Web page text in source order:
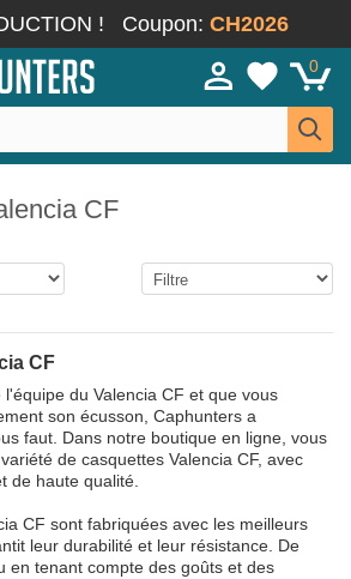
! Coupon: CH2026
0
CF
CF
du Valencia CF et que vous
son écusson, Caphunters a
faut. Dans notre boutique en ligne, vous
de casquettes Valencia CF, avec
de haute qualité.
CF sont fabriquées avec les meilleurs
leur durabilité et leur résistance. De
en tenant compte des goûts et des